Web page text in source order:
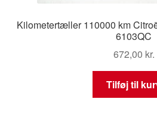
Kilometertæller 110000 km
6103QC
672,00 kr.
Tilføj til